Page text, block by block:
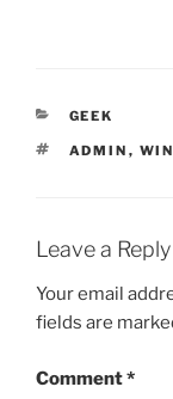
CATEGORIES
GEEK
TAGS
ADMIN ,
Leave a Reply
Your email
fields are
Comment*